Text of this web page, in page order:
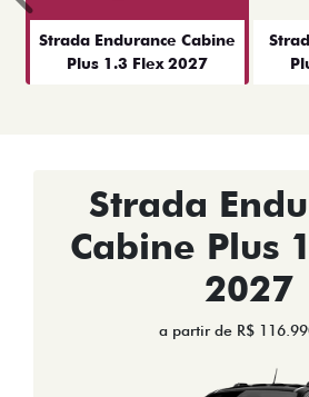
Strada Endurance Cabine
Plus 1.3 Flex 2027
Anterior
Strada
Cabine Plus
2027
a partir de R$